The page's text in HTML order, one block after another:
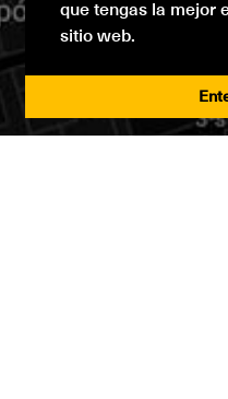
que tengas la mejor
sitio web.